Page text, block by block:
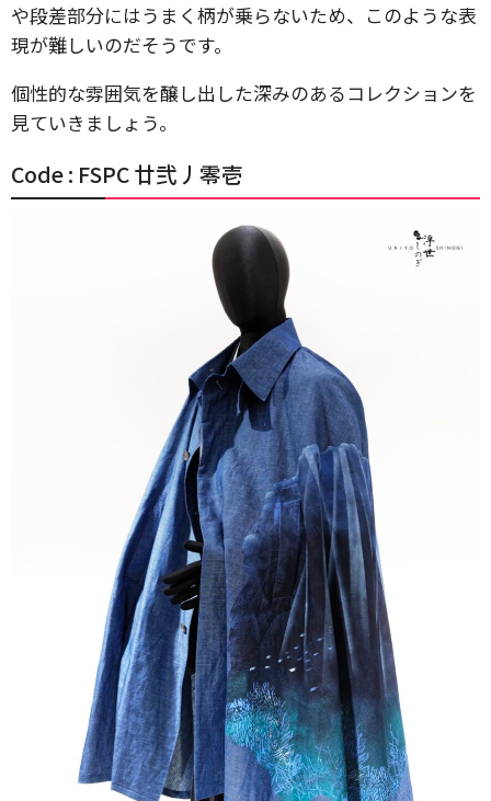
や段差部分にはうまく柄が乗らないため、このような表
現が難しいのだそうです。
個性的な雰囲気を醸し出した深みのあるコレクションを
見ていきましょう。
Code : FSPC 廿弐丿零壱